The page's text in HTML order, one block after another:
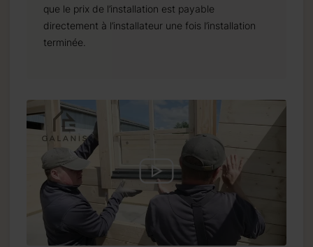
que le prix de l’installation est payable
directement à l’installateur une fois l’installation
terminée.